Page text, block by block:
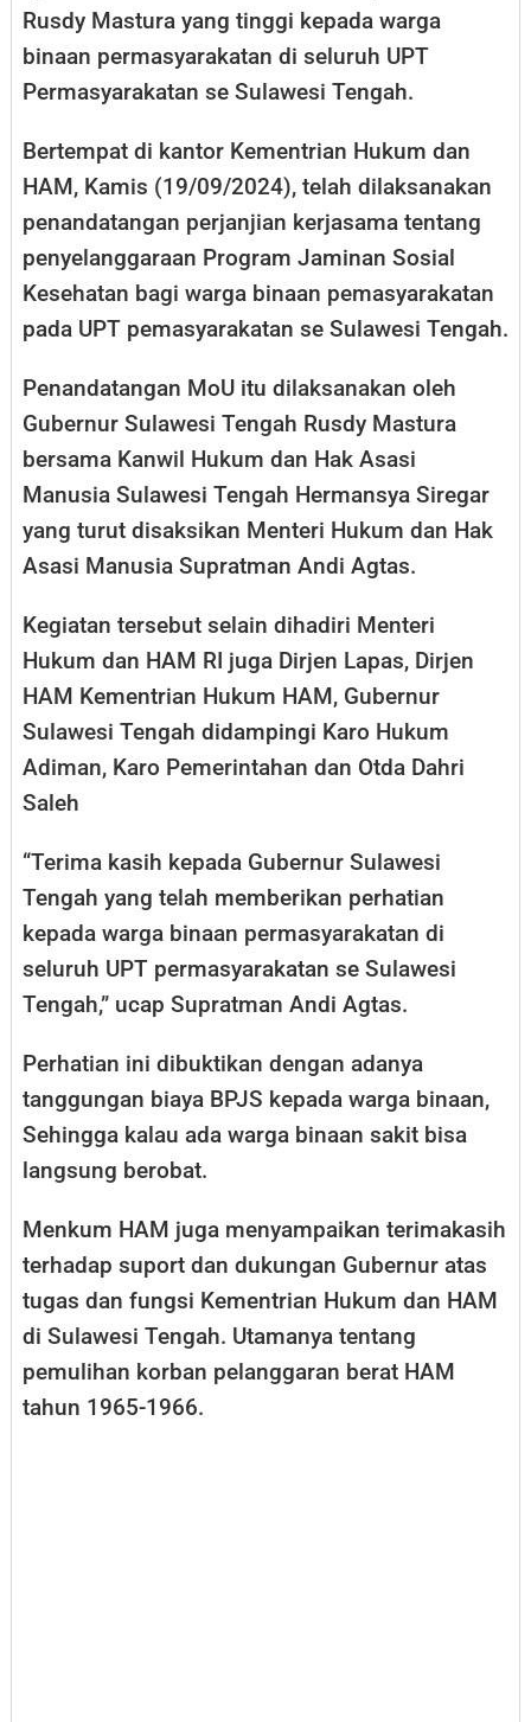
Rusdy Mastura yang tinggi kepada warga
binaan permasyarakatan di seluruh UPT
Permasyarakatan se Sulawesi Tengah.
Bertempat di kantor Kementrian Hukum dan
HAM, Kamis (19/09/2024), telah dilaksanakan
penandatangan perjanjian kerjasama tentang
penyelanggaraan Program Jaminan Sosial
Kesehatan bagi warga binaan pemasyarakatan
pada UPT pemasyarakatan se Sulawesi Tengah.
Penandatangan MoU itu dilaksanakan oleh
Gubernur Sulawesi Tengah Rusdy Mastura
bersama Kanwil Hukum dan Hak Asasi
Manusia Sulawesi Tengah Hermansya Siregar
yang turut disaksikan Menteri Hukum dan Hak
Asasi Manusia Supratman Andi Agtas.
Kegiatan tersebut selain dihadiri Menteri
Hukum dan HAM RI juga Dirjen Lapas, Dirjen
HAM Kementrian Hukum HAM, Gubernur
Sulawesi Tengah didampingi Karo Hukum
Adiman, Karo Pemerintahan dan Otda Dahri
Saleh
“Terima kasih kepada Gubernur Sulawesi
Tengah yang telah memberikan perhatian
kepada warga binaan permasyarakatan di
seluruh UPT permasyarakatan se Sulawesi
Tengah,” ucap Supratman Andi Agtas.
Perhatian ini dibuktikan dengan adanya
tanggungan biaya BPJS kepada warga binaan,
Sehingga kalau ada warga binaan sakit bisa
langsung berobat.
Menkum HAM juga menyampaikan terimakasih
terhadap suport dan dukungan Gubernur atas
tugas dan fungsi Kementrian Hukum dan HAM
di Sulawesi Tengah. Utamanya tentang
pemulihan korban pelanggaran berat HAM
tahun 1965-1966.